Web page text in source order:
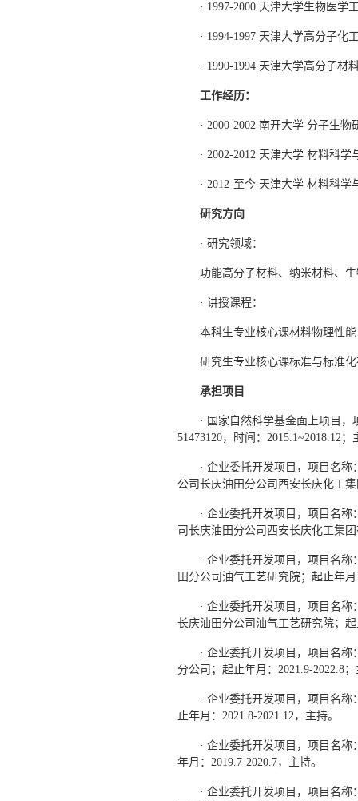
· 1997-2000 天津大学生物医学
· 1994-1997 天津大学高分子化
· 1990-1994 天津大学高分子材
工作经历：
· 2000-2002 南开大学 分子生物
· 2002-2012 天津大学 材料科
· 2012-至今 天津大学 材料科学
研究方向
· 研究领域：
功能高分子材料、纳米材料、
· 讲授课程：
本科生专业核心课材料物理性能
研究生专业核心课标准与标准
承担项目
· 国家自然科学基金面上项目
51473120，时间：2015.1~2018.12；
· 企业委托开发项目，项目名
公司长庆油田分公司西安长庆化工
· 企业委托开发项目，项目名
司长庆油田分公司西安长庆化工集
· 企业委托开发项目，项目名
田分公司油气工艺研究院；起止年
· 企业委托开发项目，项目名
长庆油田分公司油气工艺研究院；
· 企业委托开发项目，项目名
分公司；起止年月：2021.9-2022.8
· 企业委托开发项目，项目名
止年月：2021.8-2021.12，主持。
· 企业委托开发项目，项目名
年月：2019.7-2020.7，主持。
· 企业委托开发项目，项目名